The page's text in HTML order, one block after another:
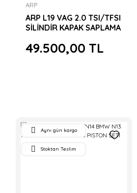
ARP
ARP L19 VAG 2.0 TSI/TFSI
SİLİNDİR KAPAK SAPLAMA
49.500,00 TL
Aynı gün kargo
Stoktan Teslim